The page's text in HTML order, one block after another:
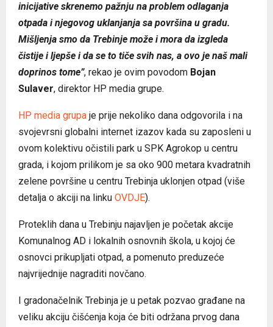
inicijative skrenemo pažnju na problem odlaganja
otpada i njegovog uklanjanja sa površina u gradu.
Mišljenja smo da Trebinje može i mora da izgleda
čistije i ljepše i da se to tiče svih nas, a ovo je naš mali
doprinos tome”, rekao je ovim povodom Bojan
Sulaver, direktor HP media grupe.
HP media grupa je prije nekoliko dana odgovorila i na
svojevrsni globalni internet izazov kada su zaposleni u
ovom kolektivu očistili park u SPK Agrokop u centru
grada, i kojom prilikom je sa oko 900 metara kvadratnih
zelene površine u centru Trebinja uklonjen otpad (više
detalja o akciji na linku OVDJE).
Proteklih dana u Trebinju najavljen je početak akcije
Komunalnog AD i lokalnih osnovnih škola, u kojoj će
osnovci prikupljati otpad, a pomenuto preduzeće
najvrijednije nagraditi novčano.
I gradonačelnik Trebinja je u petak pozvao građane na
veliku akciju čišćenja koja će biti održana prvog dana